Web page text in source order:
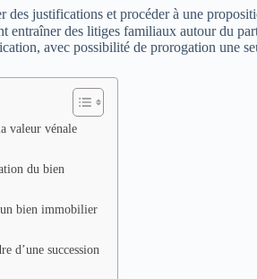
des justifications et procéder à une
entraîner des litiges familiaux autour du
avec possibilité de prorogation une
valeur vénale
du bien
bien immobilier
d’une succession